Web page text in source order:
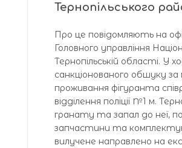
Тернопільського
Про це повідомляють на
Головного управління
Тернопільській області. У
санкціонованого обшуку за
проживання фігуранта
відділення поліції №1 м.
гранату та запал до неї,
запчастини та
вилучене направлено на